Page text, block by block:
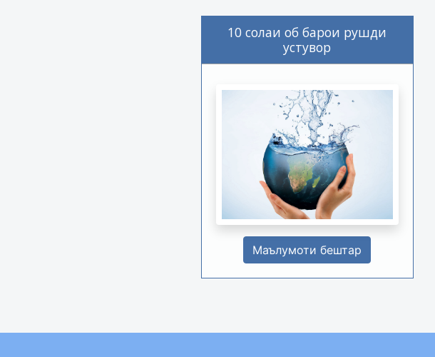
10 солаи об барои рушди
устувор
Маълумоти бештар